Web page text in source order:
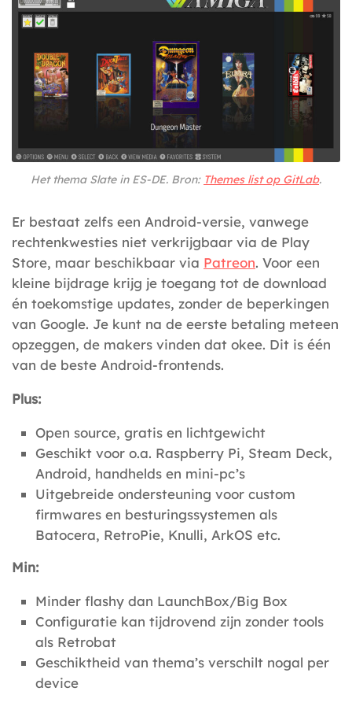
Het thema Slate in ES-DE. Bron: Themes list op GitLab.
Er bestaat zelfs een Android-versie, vanwege
rechtenkwesties niet verkrijgbaar via de Play
Store, maar beschikbaar via Patreon. Voor een
kleine bijdrage krijg je toegang tot de download
én toekomstige updates, zonder de beperkingen
van Google. Je kunt na de eerste betaling meteen
opzeggen, de makers vinden dat okee. Dit is één
van de beste Android-frontends.
Plus:
Open source, gratis en lichtgewicht
Geschikt voor o.a. Raspberry Pi, Steam Deck,
Android, handhelds en mini-pc’s
Uitgebreide ondersteuning voor custom
firmwares en besturingssystemen als
Batocera, RetroPie, Knulli, ArkOS etc.
Min:
Minder flashy dan LaunchBox/Big Box
Configuratie kan tijdrovend zijn zonder tools
als Retrobat
Geschiktheid van thema’s verschilt nogal per
device